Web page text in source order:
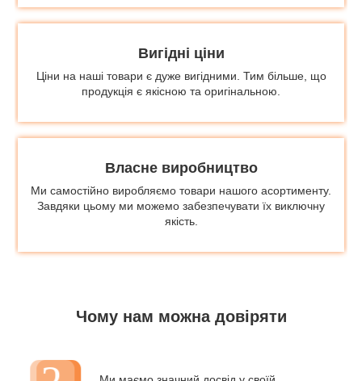
Вигідні ціни
Ціни на наші товари є дуже вигідними. Тим більше, що
продукція є якісною та оригінальною.
Власне виробництво
Ми самостійно виробляємо товари нашого асортименту.
Завдяки цьому ми можемо забезпечувати їх виключну
якість.
Чому нам можна довіряти